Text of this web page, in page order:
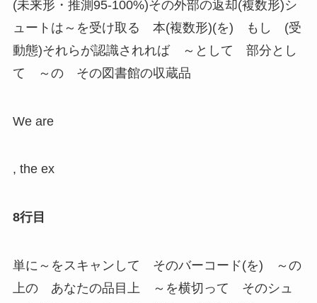
(未来形・推測95-100%)その外部の返却(複数形)シ
ュートは～を受け取る 本(複数形)(を) もし (受
動態)それらが認識されれば ～として 部分とし
て ～の その図書館の収蔵品
We are
, the ex
8行目
単に～をスキャンして そのバーコード(を) ～の
上の あなたの品目上 ～を横切って そのシュ